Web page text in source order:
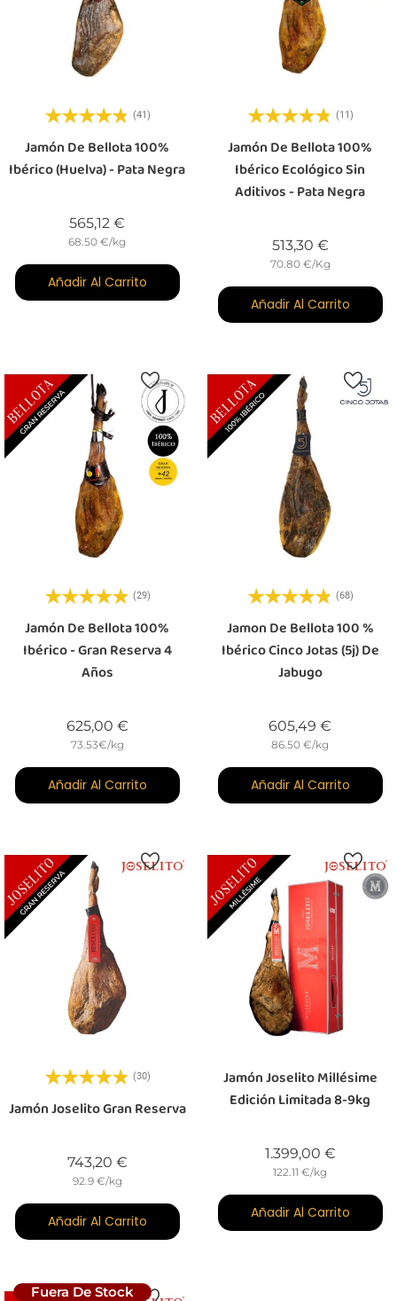
(41)
Jamón De Bellota 100%
Ibérico (Huelva) - Pata Negra
565,12 €
68.50 €/kg
Añadir Al Carrito
(11)
Jamón De Bellota 100%
Ibérico Ecológico Sin
Aditivos - Pata Negra
513,30 €Precio
70.80 €/Kg
Añadir Al Carrito
(29)
Jamón De Bellota 100%
Ibérico - Gran Reserva 4
Años
625,00 €Precio
73.53€/kg
Añadir Al Carrito
(68)
Jamon De Bellota 100 %
Ibérico Cinco Jotas (5j) De
Jabugo
605,49 €
86.50 €/kg
Añadir Al Carrito
(30)
Jamón Joselito Gran Reserva
743,20 €Precio
92.9 €/kg
Añadir Al Carrito
Jamón Joselito Millésime
Edición Limitada 8-9kg
1.399,00 €Precio
122.11 €/kg
Añadir Al Carrito
Fuera De Stock